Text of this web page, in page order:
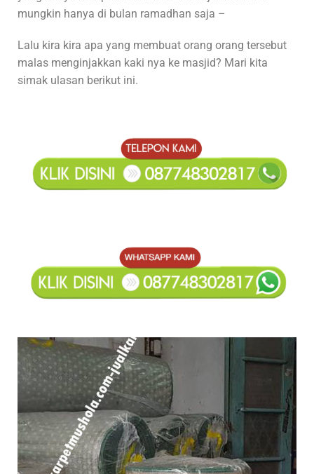
mungkin hanya di bulan ramadhan saja –
Lalu kira kira apa yang membuat orang orang tersebut
malas menginjakkan kaki nya ke masjid? Mari kita
simak ulasan berikut ini.